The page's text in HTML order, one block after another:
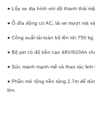
● Lốp xe địa hình với độ thanh thải
● Ổ đĩa động cơ AC, lái xe mượt mà
● Công suất tải toàn bộ lên tới 750 kg.
● Bộ pin có độ bền cao 48V/620Ah
● Sức mạnh mạnh mẽ và thao tác
● Phần mở rộng nền tảng 2,7m để
lớn.